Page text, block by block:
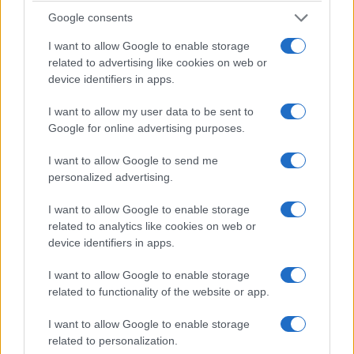
Google consents
I want to allow Google to enable storage
related to advertising like cookies on web or
device identifiers in apps.
I want to allow my user data to be sent to
Google for online advertising purposes.
I want to allow Google to send me
personalized advertising.
I want to allow Google to enable storage
related to analytics like cookies on web or
device identifiers in apps.
I want to allow Google to enable storage
related to functionality of the website or app.
I want to allow Google to enable storage
related to personalization.
además de todas las
Debido a su vasta masa terrestre, Texas alberga
una gran variedad de paisajes, con grandes
de pinos, mientras que en el Parque Nacional Big
Bend se pueden encontrar hermosas montañas,
desiertos y cañones.
Sur oeste
Compuesto por Arizona, Nevada, Nuevo México,
absolutamente increíble del país para visitar. Es
aquí donde encontrarás asombrosos lugares de
interés natural como el Gran Cañón
Parque
Nacional Arches y Monument Valley.